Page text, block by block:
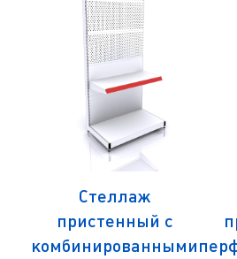
Стеллаж
пристенный с
комбинированными